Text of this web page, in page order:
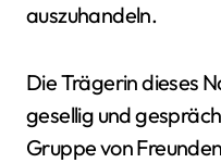
auszuhandeln.
Die Trägerin dieses
gesellig und
Gruppe von